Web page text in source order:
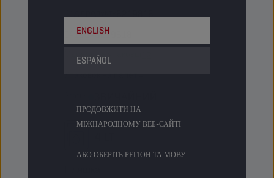
ENGLISH
ESPAÑOL
ПРОДОВЖИТИ НА
МІЖНАРОДНОМУ ВЕБ-САЙТІ
АБО ОБЕРІТЬ РЕГІОН ТА МОВУ
5413048219818
Одиниць в упаковці